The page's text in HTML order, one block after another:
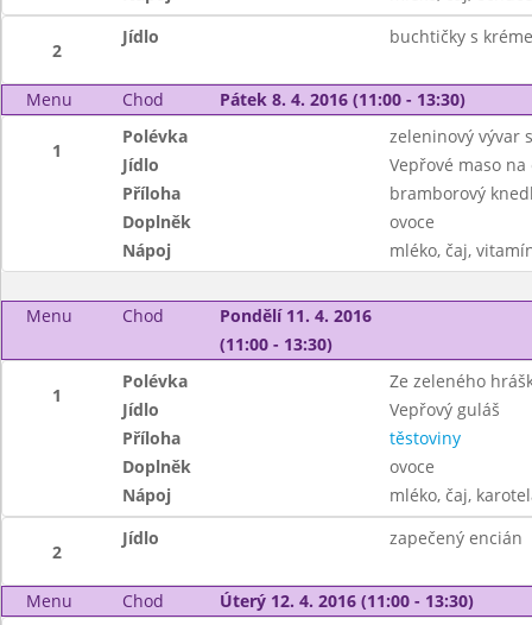
2
Jídlo buchtičky s
Menu Chod Pátek 8. 4. 2016 (11:00 - 13:30)
1
Polévka
zeleninový vývar
Jídlo
Vepřové maso na
Příloha
bramborový
Doplněk
ovoce
Nápoj
mléko, čaj,
Menu Chod
Pondělí 11. 4. 2016
(11:00 - 13:30)
1
Polévka
Ze zeleného
Jídlo
Vepřový guláš
Příloha
těstoviny
Doplněk
ovoce
Nápoj
mléko, čaj,
2
Jídlo zapečený encián
Menu Chod Úterý 12. 4. 2016 (11:00 - 13:30)